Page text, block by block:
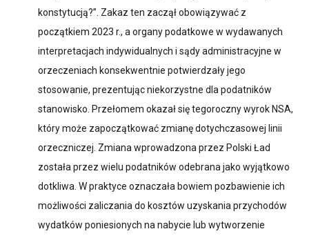
konstytucją?”. Zakaz ten zaczął obowiązywać z
początkiem 2023 r., a organy podatkowe w wydawanych
interpretacjach indywidualnych i sądy administracyjne w
orzeczeniach konsekwentnie potwierdzały jego
stosowanie, prezentując niekorzystne dla podatników
stanowisko. Przełomem okazał się tegoroczny wyrok NSA,
który może zapoczątkować zmianę dotychczasowej linii
orzeczniczej. Zmiana wprowadzona przez Polski Ład
została przez wielu podatników odebrana jako wyjątkowo
dotkliwa. W praktyce oznaczała bowiem pozbawienie ich
możliwości zaliczania do kosztów uzyskania przychodów
wydatków poniesionych na nabycie lub wytworzenie